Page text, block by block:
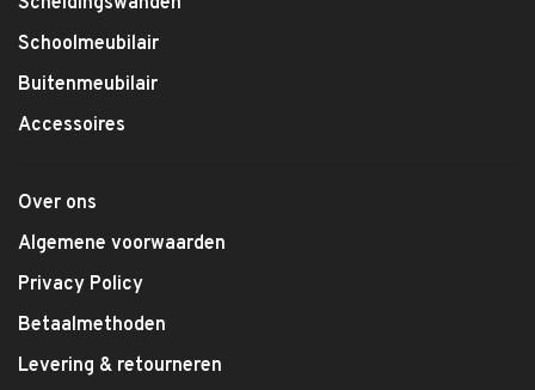
Schoolmeubilair
Buitenmeubilair
Accessoires
Over ons
Algemene voorwaarden
Privacy Policy
Betaalmethoden
Levering & retourneren